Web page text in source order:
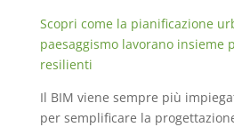
Scopri come la pianificazione
paesaggismo lavorano insieme
resilienti
Il BIM viene sempre più
per semplificare la